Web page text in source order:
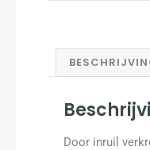
Door inruil